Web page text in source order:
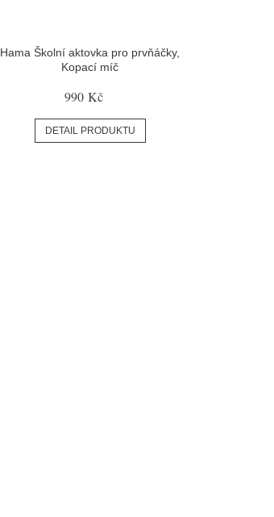
Hama Školní aktovka pro prvňáčky,
Kopací míč
990 Kč
DETAIL PRODUKTU